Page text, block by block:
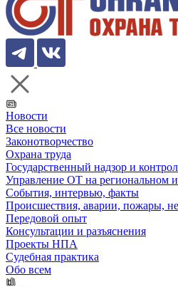
Новости
Все новости
Законотворчество
Охрана труда
Государственный надзор и
Управление ОТ на региональном
События, интервью, факты
Происшествия, аварии, пожары,
Передовой опыт
Консультации и разъяснения
Проекты НПА
Судебная практика
Обо всем